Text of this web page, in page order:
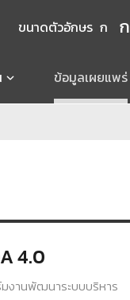
ขนาดตัวอักษร ก ก
ข้อมูลเผยแพร่
4.0
งานพัฒนาระบบบริหาร